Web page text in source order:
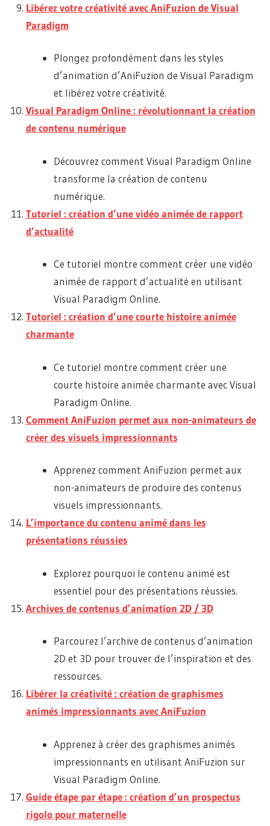
Libérez votre créativité avec AniFuzion de Visual
Paradigm
Plongez profondément dans les styles
d’animation d’AniFuzion de Visual Paradigm
et libérez votre créativité.
Visual Paradigm Online : révolutionnant la création
de contenu numérique
Découvrez comment Visual Paradigm Online
transforme la création de contenu
numérique.
Tutoriel : création d’une vidéo animée de rapport
d’actualité
Ce tutoriel montre comment créer une vidéo
animée de rapport d’actualité en utilisant
Visual Paradigm Online.
Tutoriel : création d’une courte histoire animée
charmante
Ce tutoriel montre comment créer une
courte histoire animée charmante avec Visual
Paradigm Online.
Comment AniFuzion permet aux non-animateurs de
créer des visuels impressionnants
Apprenez comment AniFuzion permet aux
non-animateurs de produire des contenus
visuels impressionnants.
L’importance du contenu animé dans les
présentations réussies
Explorez pourquoi le contenu animé est
essentiel pour des présentations réussies.
Archives de contenus d’animation 2D / 3D
Parcourez l’archive de contenus d’animation
2D et 3D pour trouver de l’inspiration et des
ressources.
Libérer la créativité : création de graphismes
animés impressionnants avec AniFuzion
Apprenez à créer des graphismes animés
impressionnants en utilisant AniFuzion sur
Visual Paradigm Online.
Guide étape par étape : création d’un prospectus
rigolo pour maternelle